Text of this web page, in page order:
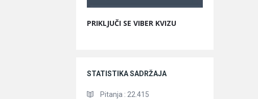
PRIKLJUČI SE VIBER KVIZU
STATISTIKA SADRŽAJA
Pitanja : 22.415